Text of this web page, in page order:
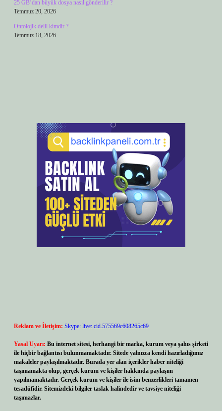
25 GB’dan büyük dosya nasıl gönderilir ?
Temmuz 20, 2026
Ontolojik delil kimdir ?
Temmuz 18, 2026
Reklam ve İletişim: Skype: live:.cid.575569c608265c69
Yasal Uyarı: Bu internet sitesi, herhangi bir marka, kurum veya şahıs şirketi
ile hiçbir bağlantısı bulunmamaktadır. Sitede yalnızca kendi hazırladığımız
makaleler paylaşılmaktadır. Burada yer alan içerikler haber niteliği
taşımamakta olup, gerçek kurum ve kişiler hakkında paylaşım
yapılmamaktadır. Gerçek kurum ve kişiler ile isim benzerlikleri tamamen
tesadüfidir. Sitemizdeki bilgiler taslak halindedir ve tavsiye niteliği
taşımazlar.